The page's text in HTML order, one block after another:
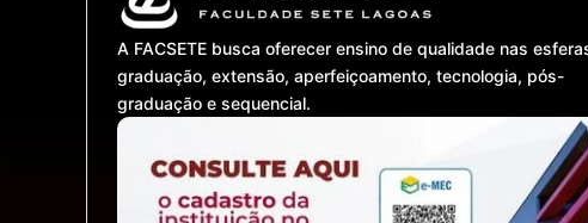
A FACSETE busca oferecer ensino de qualidade nas
graduação, extensão, aperfeiçoamento, tecnologia, pós-
graduação e sequencial.